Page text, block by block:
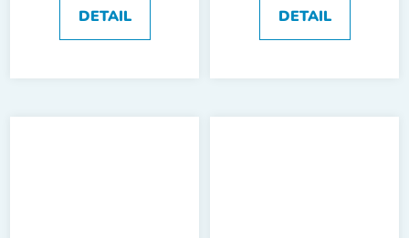
DETAIL DETAIL